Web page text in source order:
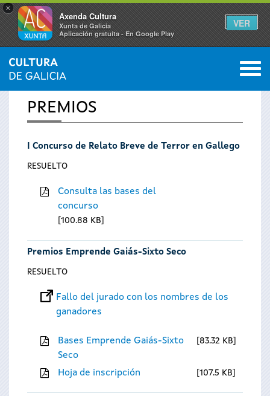
×
Axenda Cultura
Xunta de Galicia
Aplicación gratuíta - En Google Play
VER
Se
encuentra
usted
INICIO 0
PREMIOS
I Concurso de Relato Breve de Terror en Gallego
RESUELTO
Consulta las bases del
concurso
100.88 KB
Premios Emprende Gaiás-Sixto Seco
RESUELTO
Fallo del jurado con los nombres de los
ganadores
Bases Emprende Gaiás-Sixto
Seco
83.32 KB
Hoja de inscripción 107.5 KB